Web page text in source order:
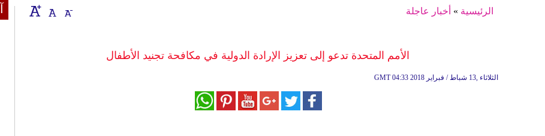
الرئيسية » أخبار عاجلة
الأمم المتحدة تدعو إلى تعزيز الإرادة الدولية في مكافحة تجنيد الأطفال
GMT 04:33 2018 الثلاثاء ,13 شباط / فبراير